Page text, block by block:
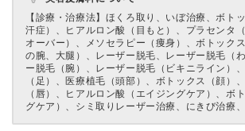
【診療・治療法】 ほくろ取り、いぼ治療、ボト
汗症）、ヒアルロン酸（目もと）、プラセンタ
オーバー）、メソセラピー（痩身）、ボトック
の腕、大腿）、レーザー脱毛、レーザー脱毛（
ー脱毛（腕）、レーザー脱毛（ビキニライン）
（足）、医療植毛（頭部）、ボトックス（顔）
（唇）、ヒアルロン酸（エイジングケア）、ボ
グケア）、シミ取りレーザー治療、にきび治療